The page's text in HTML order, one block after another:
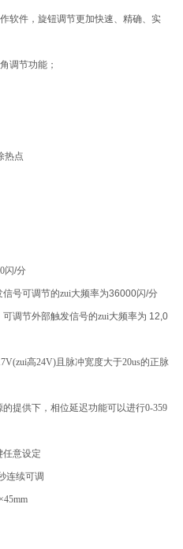
软件，旋钮调节更加快速、精确、实
调节功能；
热点
闪/分
号可调节的zui大频率为36000闪/分
调节外部触发信号的zui大频率为 12,0
高24V)且脉冲宽度大于20us的正脉
提供下，相位延迟功能可以进行0-359
意设定
续可调